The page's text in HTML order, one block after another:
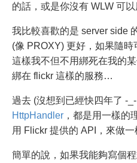
的話，或是你沒有 WLW 可
我比較喜歡的是 server side
(像 PROXY) 更好，如果隨時
這樣我不但不用綁死在我的
綁在 flickr 這樣的服務…
過去 (沒想到已經快四年了 -
HttpHandler ，都是用一樣的
用 Flickr 提供的 API，來做一
簡單的說，如果我能夠寫個